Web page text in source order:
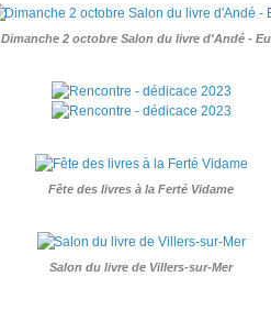
Dimanche 2 octobre Salon du livre d'Andé -
Fête des livres à la Ferté Vidame
Salon du livre de Villers-sur-Mer